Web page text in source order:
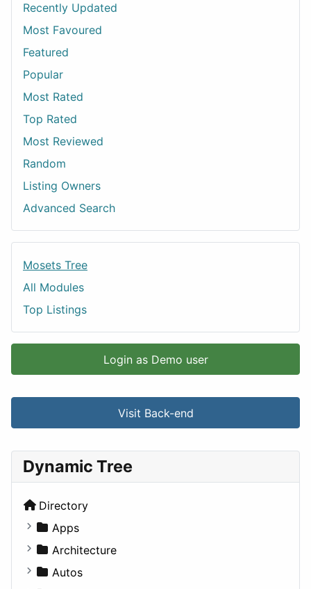
Recently Updated
Most Favoured
Featured
Popular
Most Rated
Top Rated
Most Reviewed
Random
Listing Owners
Advanced Search
Mosets Tree
All Modules
Top Listings
Login as Demo user
Visit Back-end
Dynamic Tree
Directory
Apps
Business Tools
Education
Architecture
Commercial
Autos